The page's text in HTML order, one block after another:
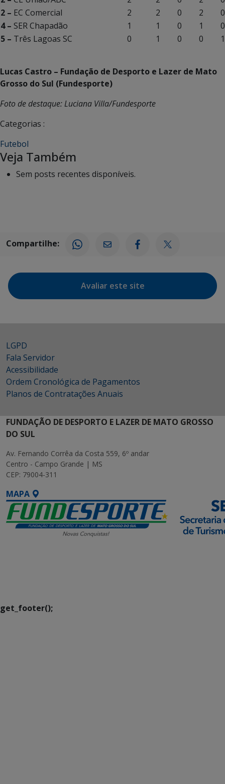
2 – EC Comercial 2 2 0 2
0
4 – SER Chapadão 1 1 0 1
0
5 – Três Lagoas SC 0 1 0 0 1
Lucas Castro – Fundação de Desporto e Lazer de Mato
Grosso do Sul (Fundesporte)
Foto de destaque: Luciana Villa/Fundesporte
Categorias :
Futebol
Veja Também
Sem posts recentes disponíveis.
Compartilhe:
Avaliar este site
LGPD
Fala Servidor
Acessibilidade
Ordem Cronológica de Pagamentos
Planos de Contratações Anuais
FUNDAÇÃO DE DESPORTO E LAZER DE MATO GROSSO
DO SUL
Av. Fernando Corrêa da Costa 559, 6º andar
Centro - Campo Grande | MS
CEP: 79004-311
MAPA
get_footer();